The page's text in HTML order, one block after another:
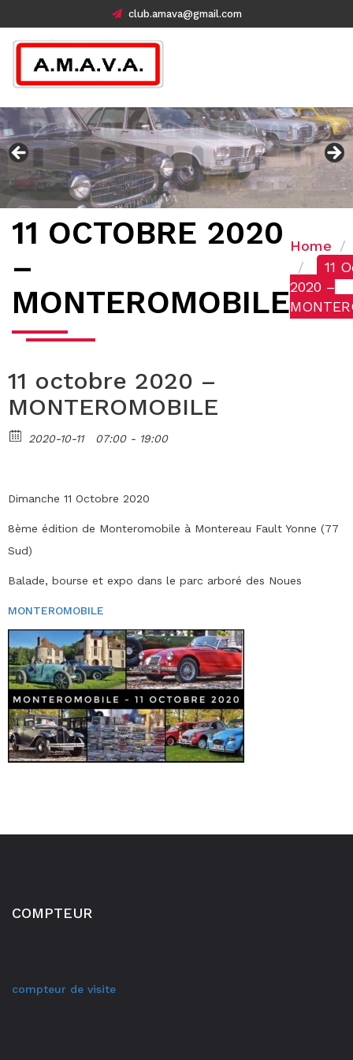
club.amava@gmail.com
11 OCTOBRE 2020
–
MONTEROMOBILE
Home
11
2020 –
11 octobre 2020 –
MONTEROMOBILE
2020-10-11 07:00 - 19:00
Dimanche 11 Octobre 2020
8ème édition de Monteromobile à Montereau Fault Yonne (77
Sud)
Balade, bourse et expo dans le parc arboré des Noues
MONTEROMOBILE
COMPTEUR
compteur de visite